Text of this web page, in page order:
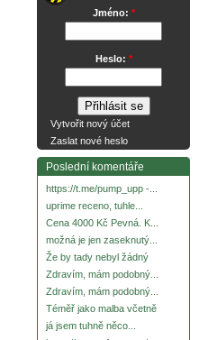
Jméno: *
Heslo: *
Vytvořit nový účet
Zaslat nové heslo
Poslední komentáře
https://t.me/pump_upp -...
uprime receno, tuhle...
Cena 4000 Kč Pevná. K...
možná je jen zaseknutý...
Že by tady nebyl žádný
Zdravím, mám podobný...
Zdravím, mám podobný...
Téměř jako malba včetně
já jsem tuhně něco...